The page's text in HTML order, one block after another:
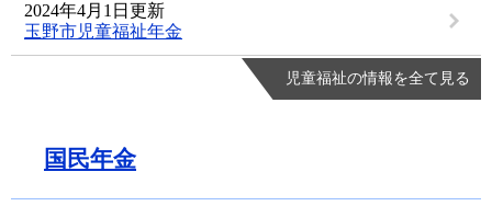
2024年4月1日更新
玉野市児童福祉年金
児童福祉の情報を全て見る
国民年金